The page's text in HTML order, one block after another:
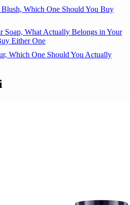
Which One Should You Buy
Soap, What Actually Belongs in Your
Either One
Which One Should You Actually